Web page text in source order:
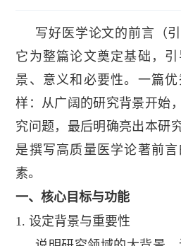
写好医学论文的前言（
它为整篇论文奠定基础，
景、意义和必要性。一篇
样：从广阔的研究背景开始
究问题，最后明确亮出本研
是撰写高质量医学论著前
素。
一、核心目标与功能
1.设定背景与重要性